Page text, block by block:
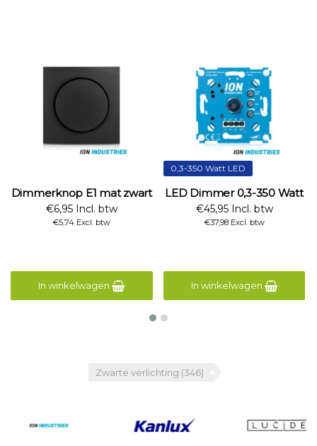
Dimmerknop E1 mat zwart
€6,95 Incl. btw
€5,74 Excl. btw
In winkelwagen
0,3-350 Watt LED
LED Dimmer 0,3-350 Watt
€45,95 Incl. btw
€37,98 Excl. btw
In winkelwagen
Zwarte verlichting (346)